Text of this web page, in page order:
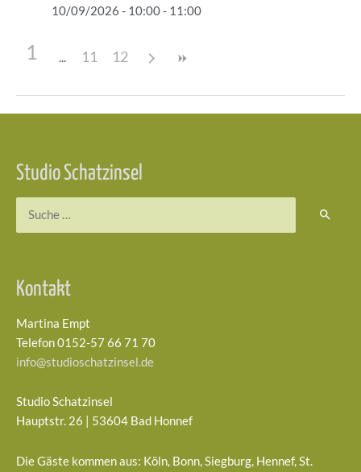
10/09/2026 - 10:00 - 11:00
1 11 12
Studio Schatzinsel
Kontakt
Martina Empt
Telefon 0152-57 66 71 70
info@studioschatzinsel.de
Studio Schatzinsel
Hauptstr. 26 | 53604 Bad Honnef
Die Gäste kommen aus: Köln, Bonn, Siegburg, Hennef, St.